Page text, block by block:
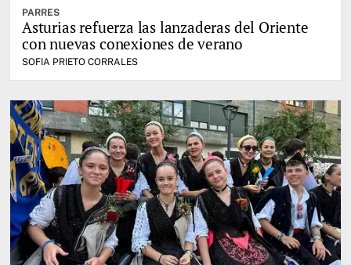
PARRES
Asturias refuerza las lanzaderas del Oriente
con nuevas conexiones de verano
SOFIA PRIETO CORRALES